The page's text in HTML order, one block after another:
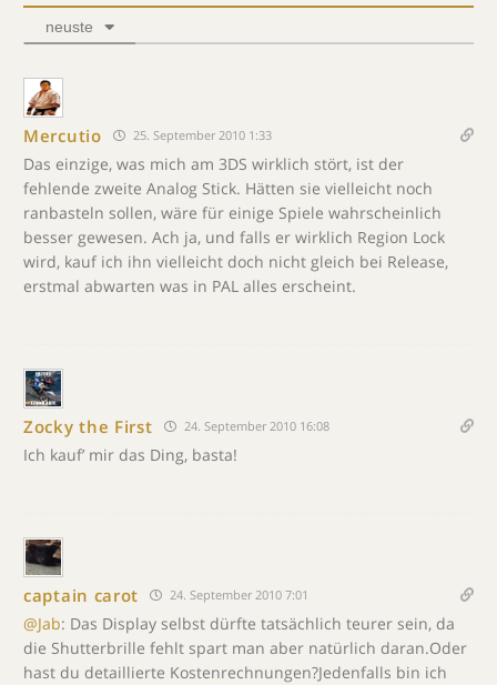
neuste
Mercutio 25. September 2010 1:33
Das einzige, was mich am 3DS wirklich stört, ist der
fehlende zweite Analog Stick. Hätten sie vielleicht noch
ranbasteln sollen, wäre für einige Spiele wahrscheinlich
besser gewesen. Ach ja, und falls er wirklich Region Lock
wird, kauf ich ihn vielleicht doch nicht gleich bei Release,
erstmal abwarten was in PAL alles erscheint.
Zocky the First 24. September 2010 16:08
Ich kauf’ mir das Ding, basta!
captain carot 24. September 2010 7:01
@Jab: Das Display selbst dürfte tatsächlich teurer sein, da
die Shutterbrille fehlt spart man aber natürlich daran.Oder
hast du detaillierte Kostenrechnungen?Jedenfalls bin ich